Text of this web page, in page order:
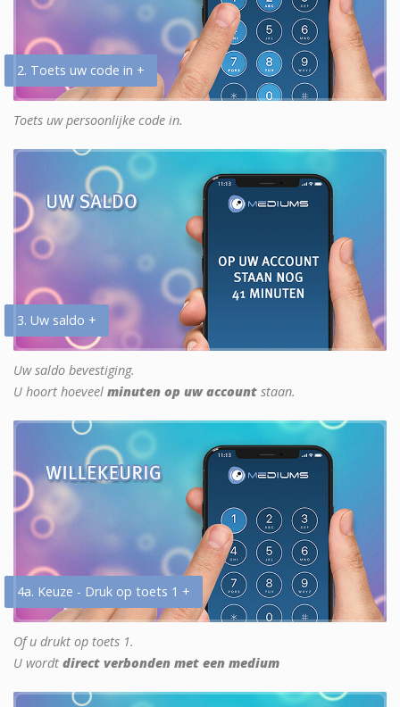
2. Toets uw code in +
Toets uw persoonlijke code in.
3. Uw saldo +
Uw saldo bevestiging.
U hoort hoeveel minuten op uw account staan.
4a. Keuze - Druk op toets 1 +
Of u drukt op toets 1.
U wordt direct verbonden met een medium